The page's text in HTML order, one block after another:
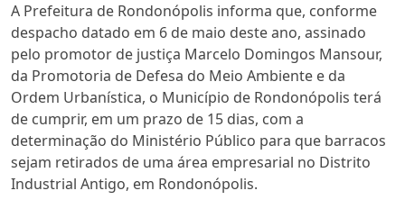
A Prefeitura de Rondonópolis informa que, conforme
despacho datado em 6 de maio deste ano, assinado
pelo promotor de justiça Marcelo Domingos Mansour,
da Promotoria de Defesa do Meio Ambiente e da
Ordem Urbanística, o Município de Rondonópolis terá
de cumprir, em um prazo de 15 dias, com a
determinação do Ministério Público para que barracos
sejam retirados de uma área empresarial no Distrito
Industrial Antigo, em Rondonópolis.